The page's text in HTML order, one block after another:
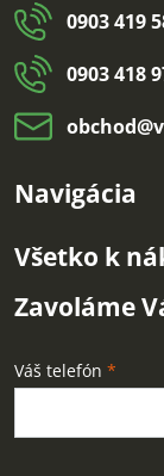
0903 419
0903 418
Navigácia
Všetko k
Zavoláme
Váš telefón *